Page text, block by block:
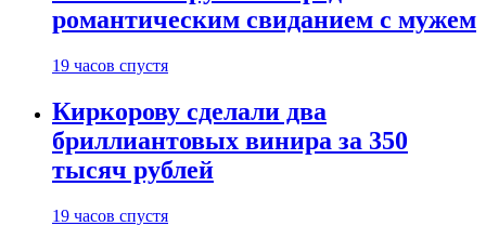
романтическим свиданием с мужем
19 часов спустя
Киркорову сделали два
бриллиантовых винира за 350
тысяч рублей
19 часов спустя